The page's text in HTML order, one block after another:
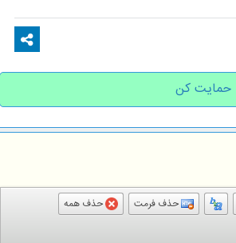
حمایت کن
حذف فرمت حذف همه